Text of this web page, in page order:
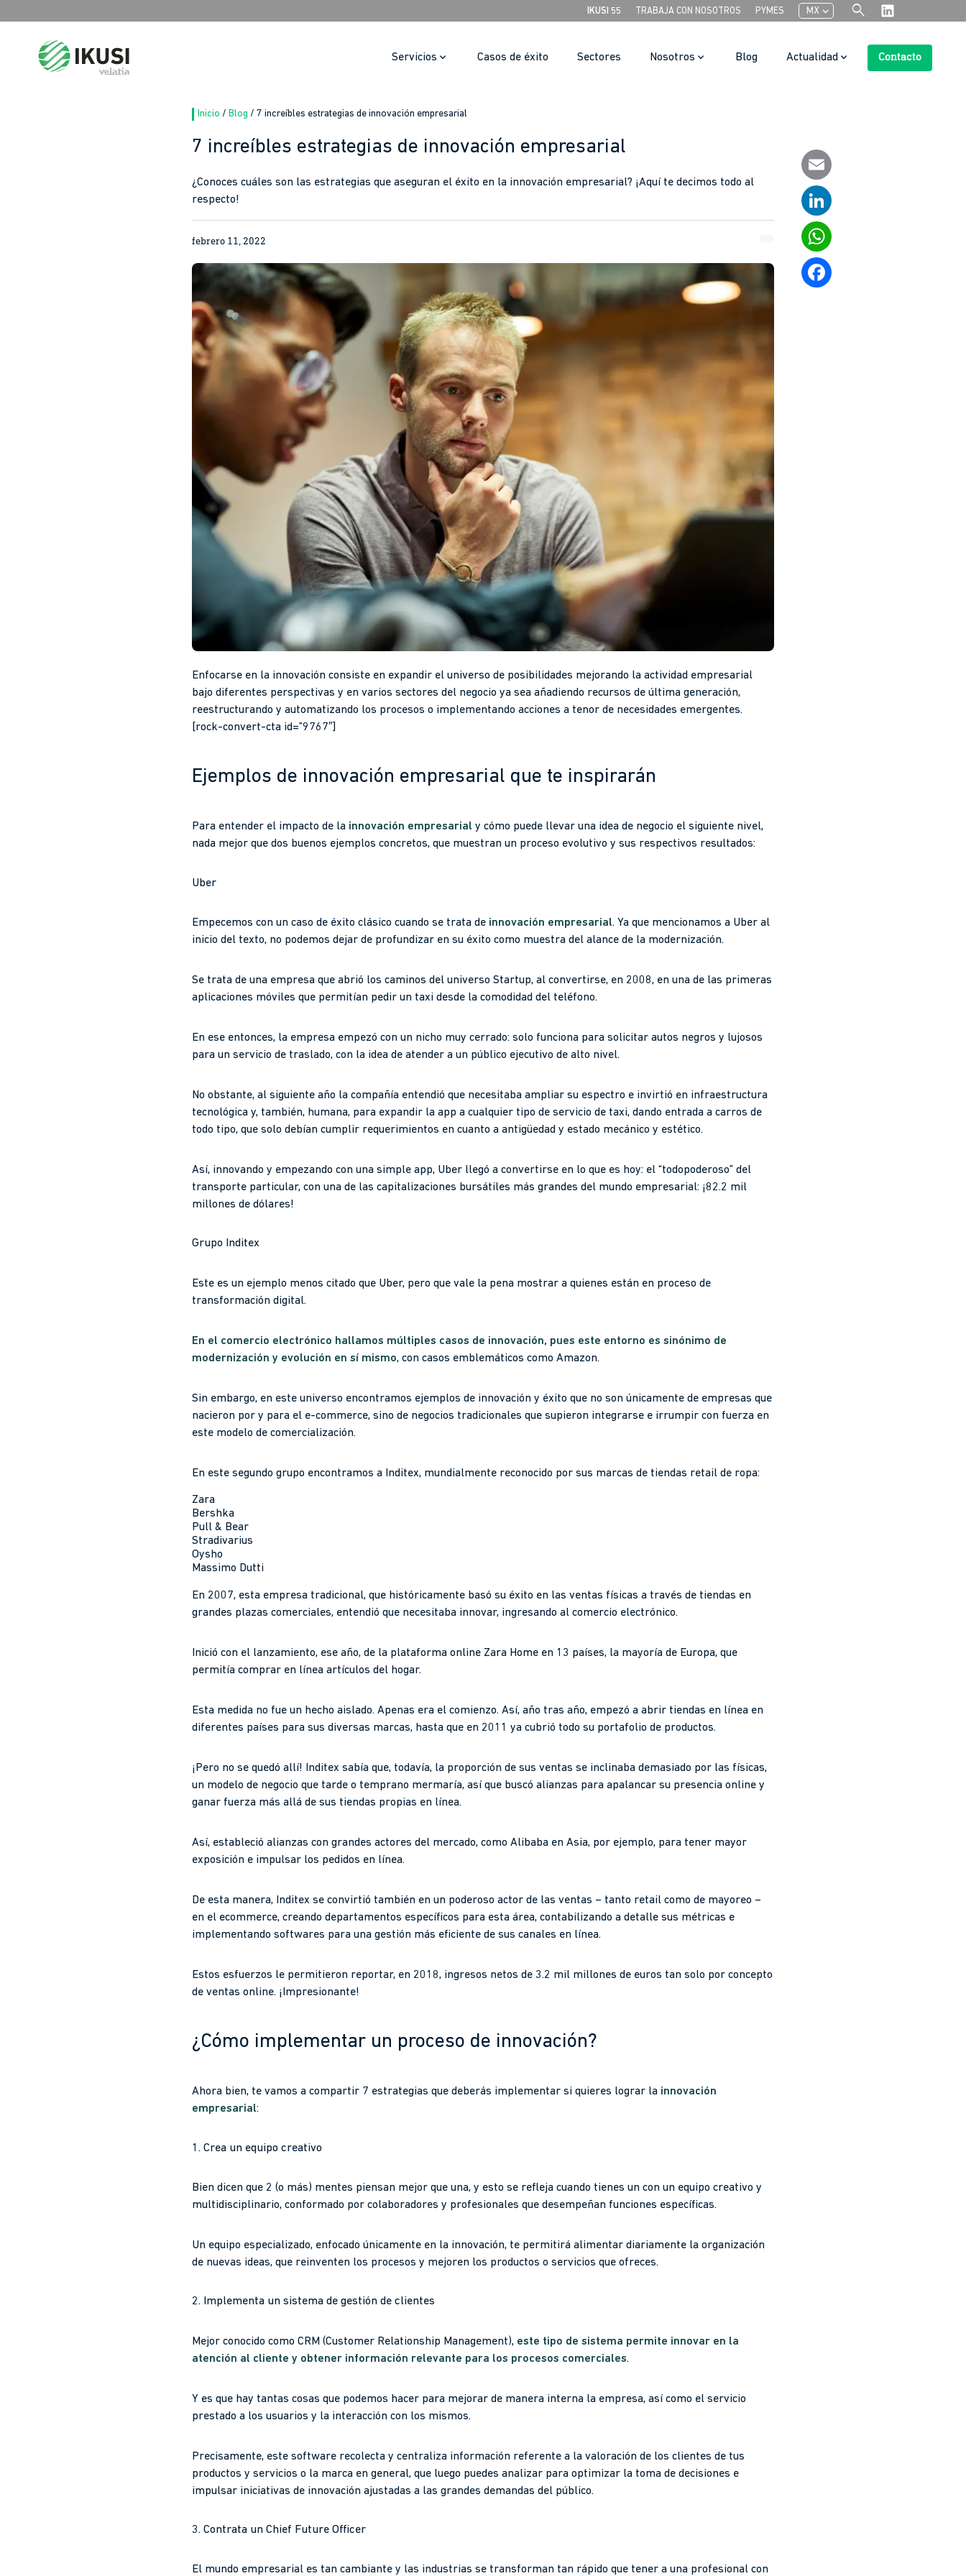
IKUSI 55 TRABAJA CON NOSOTROS PYMES MXchevron_left search
Servicios Casos de éxito Sectores Nosotros Blog Actualidad Contacto
Inicio / Blog / 7 increíbles estrategias de innovación empresarial
7 increíbles estrategias de innovación empresarial
¿Conoces cuáles son las estrategias que aseguran el éxito en la innovación empresarial? ¡Aquí te decimos todo al
respecto!
Email
LinkedIn
WhatsApp
febrero 11, 2022
Enfocarse en la innovación consiste en expandir el universo de posibilidades mejorando la actividad empresarial
bajo diferentes perspectivas y en varios sectores del negocio ya sea añadiendo recursos de última generación,
reestructurando y automatizando los procesos o implementando acciones a tenor de necesidades emergentes.
[rock-convert-cta id=”9767″]
Ejemplos de innovación empresarial que te inspirarán
Para entender el impacto de la innovación empresarial y cómo puede llevar una idea de negocio el siguiente nivel,
nada mejor que dos buenos ejemplos concretos, que muestran un proceso evolutivo y sus respectivos resultados:
Uber
Empecemos con un caso de éxito clásico cuando se trata de innovación empresarial. Ya que mencionamos a Uber al
inicio del texto, no podemos dejar de profundizar en su éxito como muestra del alance de la modernización.
Se trata de una empresa que abrió los caminos del universo Startup, al convertirse, en 2008, en una de las primeras
aplicaciones móviles que permitían pedir un taxi desde la comodidad del teléfono.
En ese entonces, la empresa empezó con un nicho muy cerrado: solo funciona para solicitar autos negros y lujosos
para un servicio de traslado, con la idea de atender a un público ejecutivo de alto nivel.
No obstante, al siguiente año la compañía entendió que necesitaba ampliar su espectro e invirtió en infraestructura
tecnológica y, también, humana, para expandir la app a cualquier tipo de servicio de taxi, dando entrada a carros de
todo tipo, que solo debían cumplir requerimientos en cuanto a antigüedad y estado mecánico y estético.
Así, innovando y empezando con una simple app, Uber llegó a convertirse en lo que es hoy: el “todopoderoso” del
transporte particular, con una de las capitalizaciones bursátiles más grandes del mundo empresarial: ¡82.2 mil
millones de dólares!
Grupo Inditex
Este es un ejemplo menos citado que Uber, pero que vale la pena mostrar a quienes están en proceso de
transformación digital.
En el comercio electrónico hallamos múltiples casos de innovación, pues este entorno es sinónimo de
modernización y evolución en sí mismo, con casos emblemáticos como Amazon.
Sin embargo, en este universo encontramos ejemplos de innovación y éxito que no son únicamente de empresas que
nacieron por y para el e-commerce, sino de negocios tradicionales que supieron integrarse e irrumpir con fuerza en
este modelo de comercialización.
En este segundo grupo encontramos a Inditex, mundialmente reconocido por sus marcas de tiendas retail de ropa:
Zara
Bershka
Pull & Bear
Stradivarius
Oysho
Massimo Dutti
En 2007, esta empresa tradicional, que históricamente basó su éxito en las ventas físicas a través de tiendas en
grandes plazas comerciales, entendió que necesitaba innovar, ingresando al comercio electrónico.
Inició con el lanzamiento, ese año, de la plataforma online Zara Home en 13 países, la mayoría de Europa, que
permitía comprar en línea artículos del hogar.
Esta medida no fue un hecho aislado. Apenas era el comienzo. Así, año tras año, empezó a abrir tiendas en línea en
diferentes países para sus diversas marcas, hasta que en 2011 ya cubrió todo su portafolio de productos.
¡Pero no se quedó allí! Inditex sabía que, todavía, la proporción de sus ventas se inclinaba demasiado por las físicas,
un modelo de negocio que tarde o temprano mermaría, así que buscó alianzas para apalancar su presencia online y
ganar fuerza más allá de sus tiendas propias en línea.
Así, estableció alianzas con grandes actores del mercado, como Alibaba en Asia, por ejemplo, para tener mayor
exposición e impulsar los pedidos en línea.
De esta manera, Inditex se convirtió también en un poderoso actor de las ventas – tanto retail como de mayoreo –
en el ecommerce, creando departamentos específicos para esta área, contabilizando a detalle sus métricas e
implementando softwares para una gestión más eficiente de sus canales en línea.
Estos esfuerzos le permitieron reportar, en 2018, ingresos netos de 3.2 mil millones de euros tan solo por concepto
de ventas online. ¡Impresionante!
¿Cómo implementar un proceso de innovación?
Ahora bien, te vamos a compartir 7 estrategias que deberás implementar si quieres lograr la innovación
empresarial:
1. Crea un equipo creativo
Bien dicen que 2 (o más) mentes piensan mejor que una, y esto se refleja cuando tienes un con un equipo creativo y
multidisciplinario, conformado por colaboradores y profesionales que desempeñan funciones específicas.
Un equipo especializado, enfocado únicamente en la innovación, te permitirá alimentar diariamente la organización
de nuevas ideas, que reinventen los procesos y mejoren los productos o servicios que ofreces.
2. Implementa un sistema de gestión de clientes
Mejor conocido como CRM (Customer Relationship Management), este tipo de sistema permite innovar en la
atención al cliente y obtener información relevante para los procesos comerciales.
Y es que hay tantas cosas que podemos hacer para mejorar de manera interna la empresa, así como el servicio
prestado a los usuarios y la interacción con los mismos.
Precisamente, este software recolecta y centraliza información referente a la valoración de los clientes de tus
productos y servicios o la marca en general, que luego puedes analizar para optimizar la toma de decisiones e
impulsar iniciativas de innovación ajustadas a las grandes demandas del público.
3. Contrata un Chief Future Officer
El mundo empresarial es tan cambiante y las industrias se transforman tan rápido que tener a una profesional con